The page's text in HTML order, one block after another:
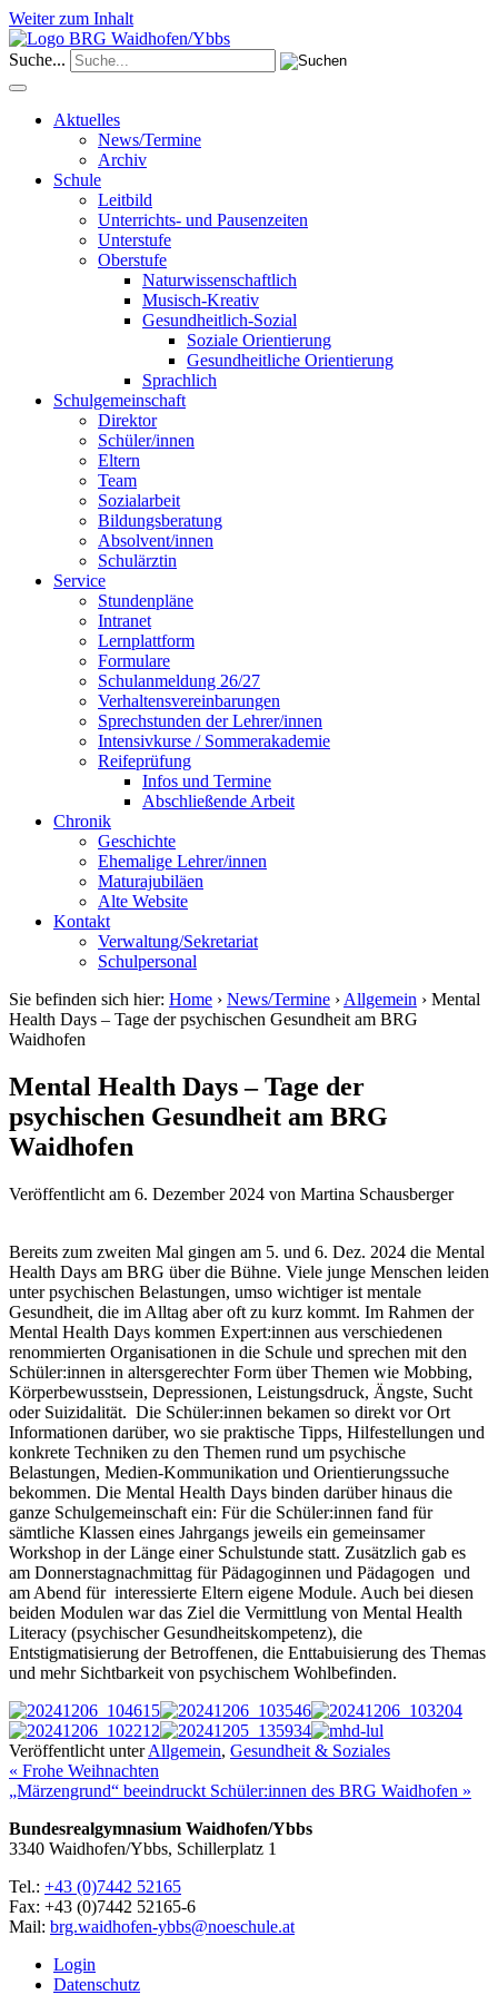
Weiter zum Inhalt
Suche...
Aktuelles
News/Termine
Archiv
Schule
Leitbild
Unterrichts- und Pausenzeiten
Unterstufe
Oberstufe
Naturwissenschaftlich
Musisch-Kreativ
Gesundheitlich-Sozial
Soziale Orientierung
Gesundheitliche Orientierung
Sprachlich
Schulgemeinschaft
Direktor
Schüler/innen
Eltern
Team
Sozialarbeit
Bildungsberatung
Absolvent/innen
Schulärztin
Service
Stundenpläne
Intranet
Lernplattform
Formulare
Schulanmeldung 26/27
Verhaltensvereinbarungen
Sprechstunden der Lehrer/innen
Intensivkurse / Sommerakademie
Reifeprüfung
Infos und Termine
Abschließende Arbeit
Chronik
Geschichte
Ehemalige Lehrer/innen
Maturajubiläen
Alte Website
Kontakt
Verwaltung/Sekretariat
Schulpersonal
Sie befinden sich hier: Home › News/Termine › Allgemein › Mental
Health Days – Tage der psychischen Gesundheit am BRG
Waidhofen
Mental Health Days – Tage der
psychischen Gesundheit am BRG
Waidhofen
Veröffentlicht am 6. Dezember 2024 von Martina Schausberger
Bereits zum zweiten Mal gingen am 5. und 6. Dez. 2024 die Mental
Health Days am BRG über die Bühne. Viele junge Menschen leiden
unter psychischen Belastungen, umso wichtiger ist mentale
Gesundheit, die im Alltag aber oft zu kurz kommt. Im Rahmen der
Mental Health Days kommen Expert:innen aus verschiedenen
renommierten Organisationen in die Schule und sprechen mit den
Schüler:innen in altersgerechter Form über Themen wie Mobbing,
Körperbewusstsein, Depressionen, Leistungsdruck, Ängste, Sucht
oder Suizidalität. Die Schüler:innen bekamen so direkt vor Ort
Informationen darüber, wo sie praktische Tipps, Hilfestellungen und
konkrete Techniken zu den Themen rund um psychische
Belastungen, Medien-Kommunikation und Orientierungssuche
bekommen. Die Mental Health Days binden darüber hinaus die
ganze Schulgemeinschaft ein: Für die Schüler:innen fand für
sämtliche Klassen eines Jahrgangs jeweils ein gemeinsamer
Workshop in der Länge einer Schulstunde statt. Zusätzlich gab es
am Donnerstagnachmittag für Pädagoginnen und Pädagogen und
am Abend für interessierte Eltern eigene Module. Auch bei diesen
beiden Modulen war das Ziel die Vermittlung von Mental Health
Literacy (psychischer Gesundheitskompetenz), die
Entstigmatisierung der Betroffenen, die Enttabuisierung des Themas
und mehr Sichtbarkeit von psychischem Wohlbefinden.
Veröffentlicht unterAllgemein, Gesundheit & Soziales
« Frohe Weihnachten
„Märzengrund“ beeindruckt Schüler:innen des BRG Waidhofen »
Bundesrealgymnasium Waidhofen/Ybbs
3340 Waidhofen/Ybbs, Schillerplatz 1
Tel.: +43 (0)7442 52165
Fax: +43 (0)7442 52165-6
Mail: brg.waidhofen-ybbs@noeschule.at
Login
Datenschutz